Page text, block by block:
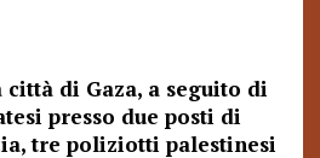
di Gaza, a seguito di
presso due posti di
tre poliziotti palestinesi